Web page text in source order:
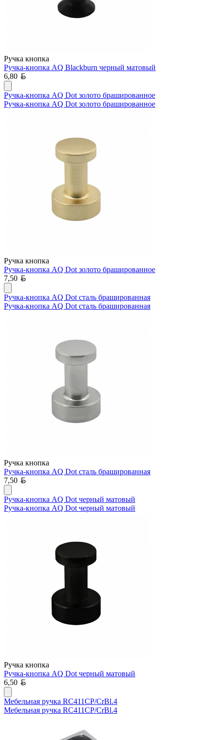
Ручка кнопка
Ручка-кнопка AQ Blackburn черный матовый
6,80
Ручка-кнопка AQ Dot золото брашированное
Ручка-кнопка AQ Dot золото брашированное
Ручка кнопка
Ручка-кнопка AQ Dot золото брашированное
7,50
Ручка-кнопка AQ Dot сталь брашированная
Ручка-кнопка AQ Dot сталь брашированная
Ручка кнопка
Ручка-кнопка AQ Dot сталь брашированная
7,50
Ручка-кнопка AQ Dot черный матовый
Ручка-кнопка AQ Dot черный матовый
Ручка кнопка
Ручка-кнопка AQ Dot черный матовый
6,50
Мебельная ручка RC411CP/CrBl.4
Мебельная ручка RC411CP/CrBl.4